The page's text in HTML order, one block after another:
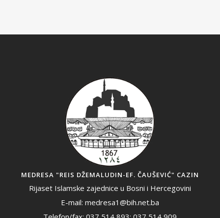
MEDRESA "REIS DŽEMALUDIN-EF. ČAUŠEVIĆ" CAZIN
Rijaset Islamske zajednice u Bosni i Hercegovini
E-mail: medresa1@bih.net.ba